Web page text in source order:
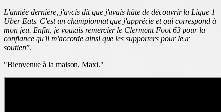
L'année dernière, j'avais dit que j'avais hâte de découvrir la Ligue 1
Uber Eats. C'est un championnat que j'apprécie et qui correspond à
mon jeu. Enfin, je voulais remercier le Clermont Foot 63 pour la
confiance qu'il m'accorde ainsi que les supporters pour leur
soutien”.
"Bienvenue à la maison, Maxi."